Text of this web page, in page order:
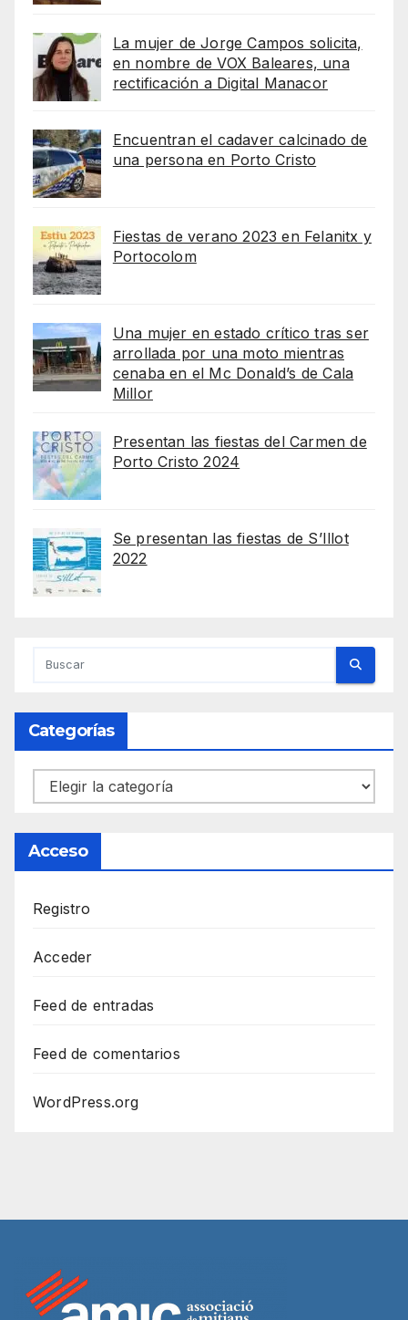
La mujer de Jorge Campos solicita,
en nombre de VOX Baleares, una
rectificación a Digital Manacor
Encuentran el cadaver calcinado de
una persona en Porto Cristo
Fiestas de verano 2023 en Felanitx y
Portocolom
Una mujer en estado crítico tras ser
arrollada por una moto mientras
cenaba en el Mc Donald’s de Cala
Millor
Presentan las fiestas del Carmen de
Porto Cristo 2024
Se presentan las fiestas de S’Illot
2022
Categorías
Categorías
Acceso
Registro
Acceder
Feed de entradas
Feed de comentarios
WordPress.org